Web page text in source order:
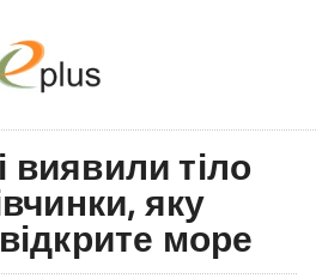
тіло
яку
море